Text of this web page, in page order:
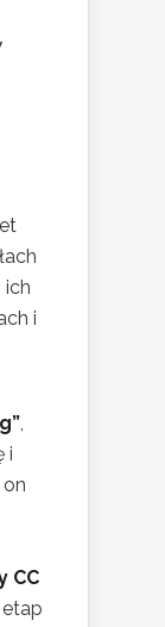
ich
i
,
i
CC